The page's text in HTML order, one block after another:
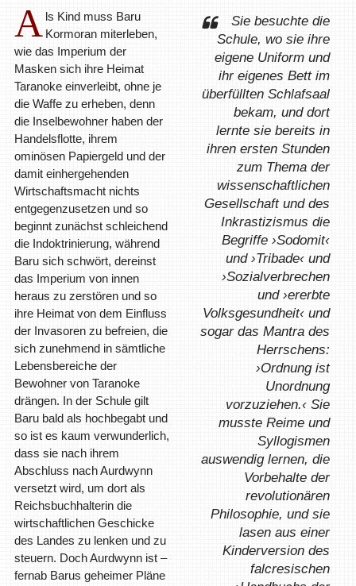
Sie besuchte die
Schule, wo sie ihre
eigene Uniform und
ihr eigenes Bett im
überfüllten Schlafsaal
bekam, und dort
lernte sie bereits in
ihren ersten Stunden
zum Thema der
wissenschaftlichen
Gesellschaft und des
Inkrastizismus die
Begriffe ›Sodomit‹
und ›Tribade‹ und
›Sozialverbrechen
und ›ererbte
Volksgesundheit‹ und
sogar das Mantra des
Herrschens:
›Ordnung ist
Unordnung
vorzuziehen.‹ Sie
musste Reime und
Syllogismen
auswendig lernen, die
Vorbehalte der
revolutionären
Philosophie, und sie
lasen aus einer
Kinderversion des
falcresischen
A ls Kind muss Baru
Kormoran miterleben,
wie das Imperium der
Masken sich ihre Heimat
Taranoke einverleibt, ohne je
die Waffe zu erheben, denn
die Inselbewohner haben der
Handelsflotte, ihrem
ominösen Papiergeld und der
damit einhergehenden
Wirtschaftsmacht nichts
entgegenzusetzen und so
beginnt zunächst schleichend
die Indoktrinierung, während
Baru sich schwört, dereinst
das Imperium von innen
heraus zu zerstören und so
ihre Heimat von dem Einfluss
der Invasoren zu befreien, die
sich zunehmend in sämtliche
Lebensbereiche der
Bewohner von Taranoke
drängen. In der Schule gilt
Baru bald als hochbegabt und
so ist es kaum verwunderlich,
dass sie nach ihrem
Abschluss nach Aurdwynn
versetzt wird, um dort als
Reichsbuchhalterin die
wirtschaftlichen Geschicke
des Landes zu lenken und zu
steuern. Doch Aurdwynn ist –
fernab Barus geheimer Pläne